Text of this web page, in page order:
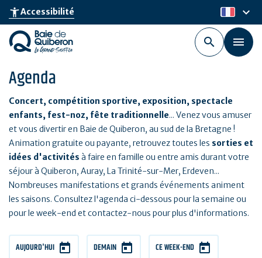
Aller
au
contenu
principal
accessibility_newAccessibilité fr
keyboard_arrow_down
Agenda
Concert, compétition sportive, exposition, spectacle
enfants, fest-noz, fête traditionnelle... Venez vous amuser
et vous divertir en Baie de Quiberon, au sud de la Bretagne !
Animation gratuite ou payante, retrouvez toutes les sorties et
idées d'activités à faire en famille ou entre amis durant votre
séjour à Quiberon, Auray, La Trinité-sur-Mer, Erdeven...
Nombreuses manifestations et grands événements animent
les saisons. Consultez l'agenda ci-dessous pour la semaine ou
pour le week-end et contactez-nous pour plus d'informations.
AUJOURD'HUI DEMAIN CE WEEK-END